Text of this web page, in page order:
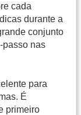
cada
durante a
conjunto
passo nas
para
É
primeiro